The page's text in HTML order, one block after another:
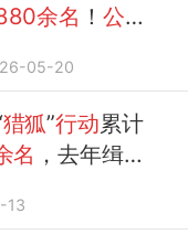
余名 ！ 公安
05-20
猎狐”行动累计
名 ，去年缉捕
13